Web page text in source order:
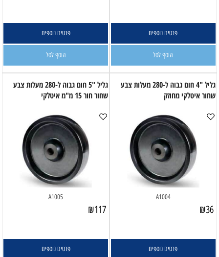
פרטים נוספים
הוסף לסל
פרטים נוספים
הוסף לסל
גליל "4 חום גבוה ל-280 מעלות צבע
שחור איטלקי מחוזק
A1004
₪36
פרטים נוספים
גליל "5 חום גבוה ל-280 מעלות צבע
שחור חור 15 מ"מ איטלקי
A1005
₪117
פרטים נוספים